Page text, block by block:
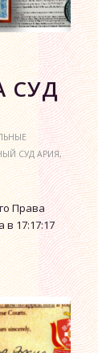
СУД
СУД АРИЯ,
Права
в 17:17:17